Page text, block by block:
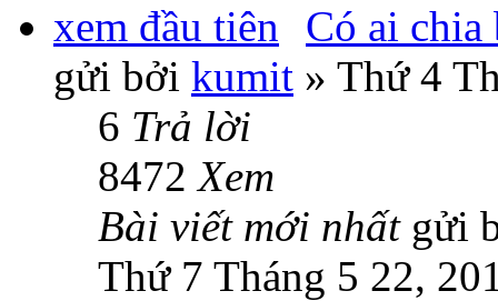
Có ai chia
gửi bởi kumit » Thứ 4
6 Trả lời
8472Xem
Bài viết mới nhất gửi
Thứ 7 Tháng 5 22,